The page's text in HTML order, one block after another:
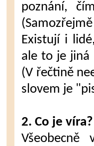
poznání,
Existují i
ale to je jiná
(V řečtině
slovem je
2. Co je